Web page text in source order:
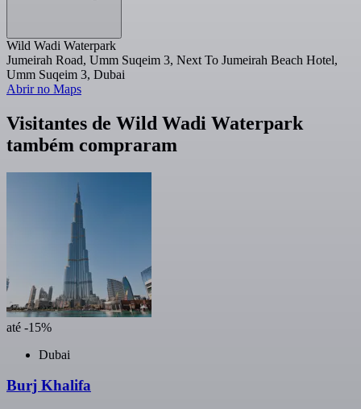
Wild Wadi Waterpark
Jumeirah Road, Umm Suqeim 3, Next To Jumeirah Beach Hotel,
Umm Suqeim 3, Dubai
Abrir no Maps
Visitantes de Wild Wadi Waterpark
também compraram
até -15%
Dubai
Burj Khalifa